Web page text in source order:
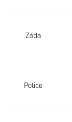
Záda
Police